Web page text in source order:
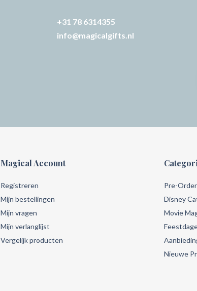
+31 78 6314355
info@magicalgifts.nl
Magical Account
Registreren
Mijn bestellingen
Mijn vragen
Mijn verlanglijst
Vergelijk producten
Pre-Order
Disney
Movie
Nieuwe